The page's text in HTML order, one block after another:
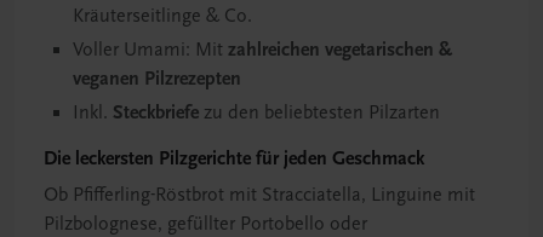
Kräuterseitlinge & Co.
Voller Umami: Mit zahlreichen vegetarischen &
veganen Pilzrezepten
Inkl. Steckbriefe zu den beliebtesten Pilzarten
Die leckersten Pilzgerichte für jeden Geschmack
Ob Pfifferling-Röstbrot mit Stracciatella, Linguine mit
Pilzbolognese, gefüllter Portobello oder